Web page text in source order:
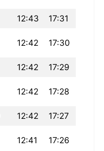
12:43 17:31
12:42 17:30
12:42 17:29
12:42 17:28
12:42 17:27
12:41 17:26